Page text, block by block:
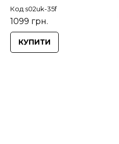
Код s02uk-35f
1099 грн.
КУПИТИ